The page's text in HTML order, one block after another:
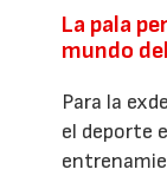
La pala
mundo
Para la
el deporte